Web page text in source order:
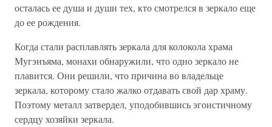
осталась ее душа и души тех, кто смотрелся в зеркало еще
до ее рождения.
Когда стали расплавлять зеркала для колокола храма
Мугэнъяма, монахи обнаружили, что одно зеркало не
плавится. Они решили, что причина во владельце
зеркала, которому стало жалко отдавать свой дар храму.
Поэтому металл затвердел, уподобившись эгоистичному
сердцу хозяйки зеркала.